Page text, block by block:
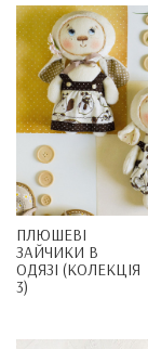
ПЛЮШЕВІ
ЗАЙЧИКИ В
ОДЯЗІ (КОЛЕКЦІЯ
3)